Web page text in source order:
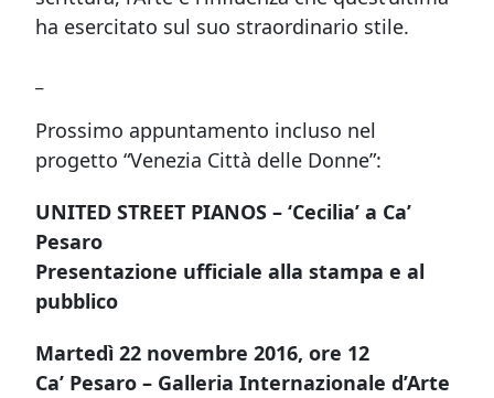
ha esercitato sul suo straordinario stile.
Prossimo appuntamento incluso nel
progetto “Venezia Città delle Donne”:
UNITED STREET PIANOS – ‘Cecilia’ a Ca’
Pesaro
Presentazione ufficiale alla stampa e al
pubblico
Martedì 22 novembre 2016, ore 12
Ca’ Pesaro – Galleria Internazionale d’Arte